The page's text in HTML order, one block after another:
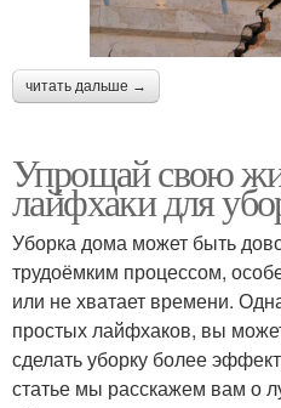
читать дальше →
Упрощай свою
лайфхаки для
Уборка дома может быть
трудоёмким процессом,
или не хватает времени.
простых лайфхаков, вы
сделать уборку более
статье мы расскажем вам о